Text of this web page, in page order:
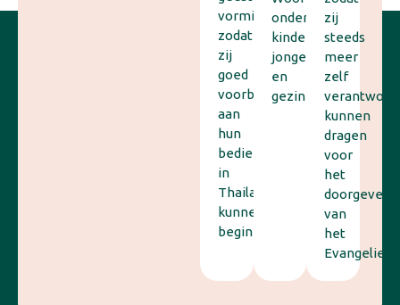
vorming,
zodat
zij
goed
voorbereid
aan
hun
bediening
in
Thailand
kunnen
beginnen.
onder
kinderen,
jongeren
en
gezinnen.
zij
steeds
meer
zelf
kunnen
dragen
voor
het
doorgeven
van
het
Evangelie.